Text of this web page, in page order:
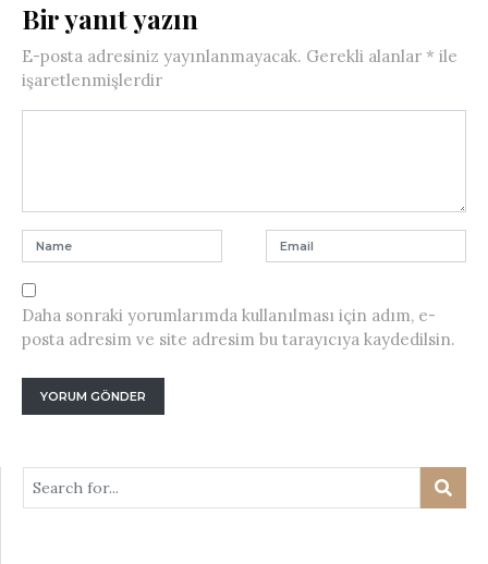
Bir yanıt yazın
E-posta adresiniz yayınlanmayacak. Gerekli alanlar * ile
işaretlenmişlerdir
Daha sonraki yorumlarımda kullanılması için adım, e-
posta adresim ve site adresim bu tarayıcıya kaydedilsin.